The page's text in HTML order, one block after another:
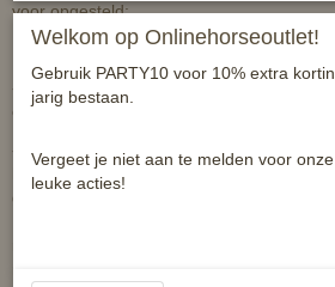
voor opgesteld:
U betaald:
- een huurprijs van 30 euro voor 1 dag.
eerder terug te brengen, er is dan geen
- naast de huurprijs E100 borg, deze
het proper inleveren van de tester. Onder
gereinigd, dus vuil en haarvrij en in de aan
Moeten wij het product weer proper
reinigingskosten met de borg. Komt/
Welkom op Onlinehorseoutlet!
Gebruik PARTY10 voor 10% extra
jarig bestaan.
Vergeet je niet aan te melden voor
leuke acties!